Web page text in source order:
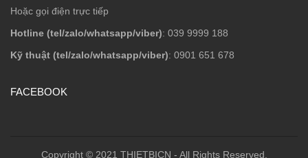
Hoặc gọi điện trực tiếp
Hotline (tel/zalo/whatsapp/viber): 039 9999 188
Kỹ thuật (tel/zalo/whatsapp/viber): 0901 651 678
FACEBOOK
Copyright © 2021 THIETBICN - All Rights Reserved.